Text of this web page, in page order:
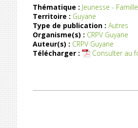
Thématique : Jeunesse - Famille
Territoire : Guyane
Type de publication : Autres
Organisme(s) : CRPV Guyane
Auteur(s) : CRPV Guyane
Télécharger :
Consulter au